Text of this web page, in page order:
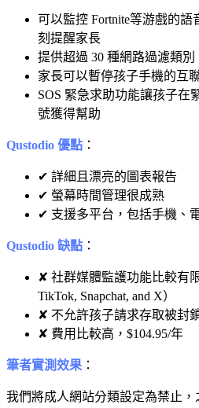
可以監控 Fortnite等游戲的
刻提醒家長
提供超過 30 種網路過濾類別
家長可以暫停孩子手機的互
SOS 緊急求助功能讓孩子在
號獲得幫助
Qustodio 優點 ：
✔ 詳細且漂亮的圖表報告
✔ 螢幕時間管理很成熟
✔ 支援多平台，包括手機、
Qustodio 缺點 ：
✘ 社群媒體監護功能比較有
TikTok, Snapchat, and X）
✘ 不允許孩子請求存取被封
✘ 費用比較高，$104.95/年
筆者實測效果 ：
我們將成人網站分類設定為禁止